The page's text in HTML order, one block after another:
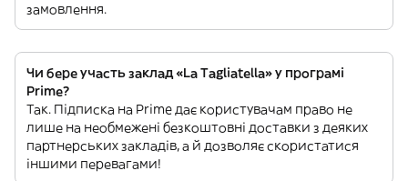
замовлення.
Чи бере участь заклад «La Tagliatella» у програмі
Prime?
Так. Підписка на Prime дає користувачам право не
лише на необмежені безкоштовні доставки з деяких
партнерських закладів, а й дозволяє скористатися
іншими перевагами!